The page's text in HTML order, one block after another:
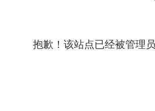
抱歉！该站点已经被管理